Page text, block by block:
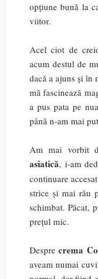
opțiune bună la
viitor.
Acel ciot de
acum destul de
dacă a ajuns și în
mă fascinează
a pus pata pe
până n-am mai
Am mai vorbit
asiatică, i-am
continuare
strice și mai rău
schimbat. Păcat,
prețul mic.
Desprecrema
aveam numai